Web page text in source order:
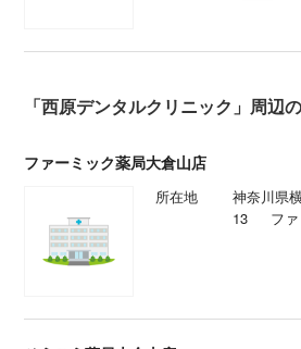
「西原デンタルクリニック」周辺
ファーミック薬局大倉山店
所在地
神奈川県
13 ファ